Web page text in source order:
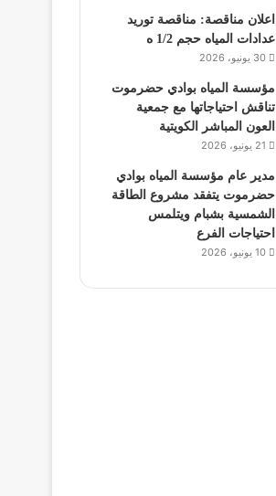
اعلان مناقصة: مناقصة توريد
عدادات المياه حجم 1/2 ه
30 يونيو، 2026
مؤسسة المياه بوادي حضرموت
تناقش احتياجاتها مع جمعية
العون المباشر الكويتية
21 يونيو، 2026
مدير عام مؤسسة المياه بوادي
حضرموت يتفقد مشروع الطاقة
الشمسية بشبام ويتلمس
احتياجات الفرع
10 يونيو، 2026